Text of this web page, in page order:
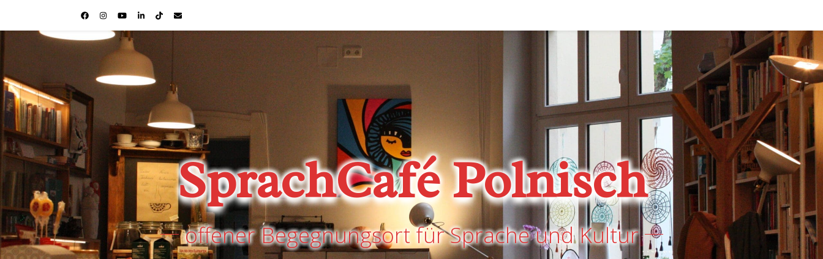
SprachCafé Polnisch
offener Begegnungsort für Sprache und Kultur